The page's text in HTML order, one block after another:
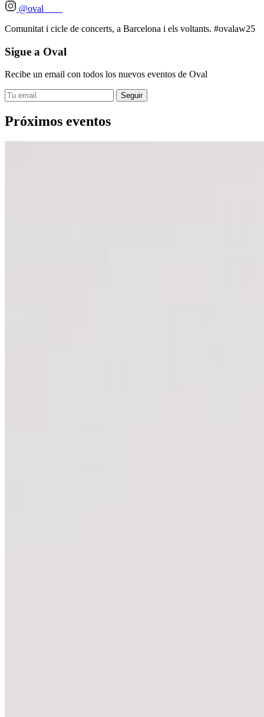
@oval____
Comunitat i cicle de concerts, a Barcelona i els voltants. #ovalaw25
Sigue a Oval
Recibe un email con todos los nuevos eventos de Oval
Próximos eventos